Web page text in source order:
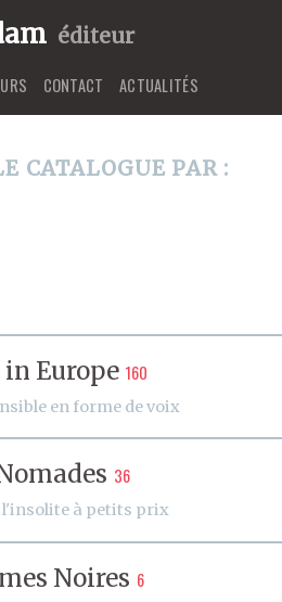
éditeur
CONTACT ACTUALITÉS
CATALOGUE PAR :
Europe 160
en forme de voix
36
l'insolite à petits prix
Noires 6